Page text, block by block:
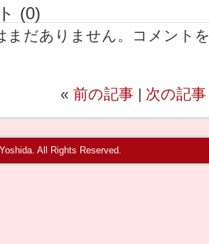
(0)
まだありません。コメント
« 前の記事 | 次の記事
All Rights Reserved.